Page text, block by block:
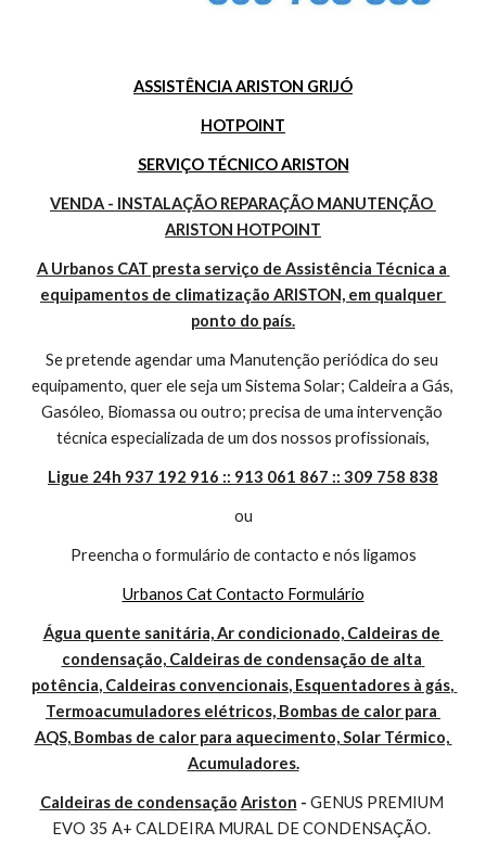
ASSISTÊNCIA ARISTON GRIJÓ
HOTPOINT
SERVIÇO TÉCNICO ARISTON
VENDA - INSTALAÇÃO REPARAÇÃO MANUTENÇÃO
ARISTON HOTPOINT
A Urbanos CAT presta serviço de Assistência Técnica a
equipamentos de climatização ARISTON, em qualquer
ponto do país.
Se pretende agendar uma Manutenção periódica do seu
equipamento, quer ele seja um Sistema Solar; Caldeira a Gás,
Gasóleo, Biomassa ou outro; precisa de uma intervenção
técnica especializada de um dos nossos profissionais,
Ligue 24h 937 192 916 :: 913 061 867 :: 309 758 838
ou
Preencha o formulário de contacto e nós ligamos
Urbanos Cat Contacto Formulário
Água quente sanitária, Ar condicionado, Caldeiras de
condensação, Caldeiras de condensação de alta
potência, Caldeiras convencionais, Esquentadores à gás,
Termoacumuladores elétricos, Bombas de calor para
AQS, Bombas de calor para aquecimento, Solar Térmico,
Acumuladores.
Caldeiras de condensação Ariston - GENUS PREMIUM
EVO 35 A+ CALDEIRA MURAL DE CONDENSAÇÃO.